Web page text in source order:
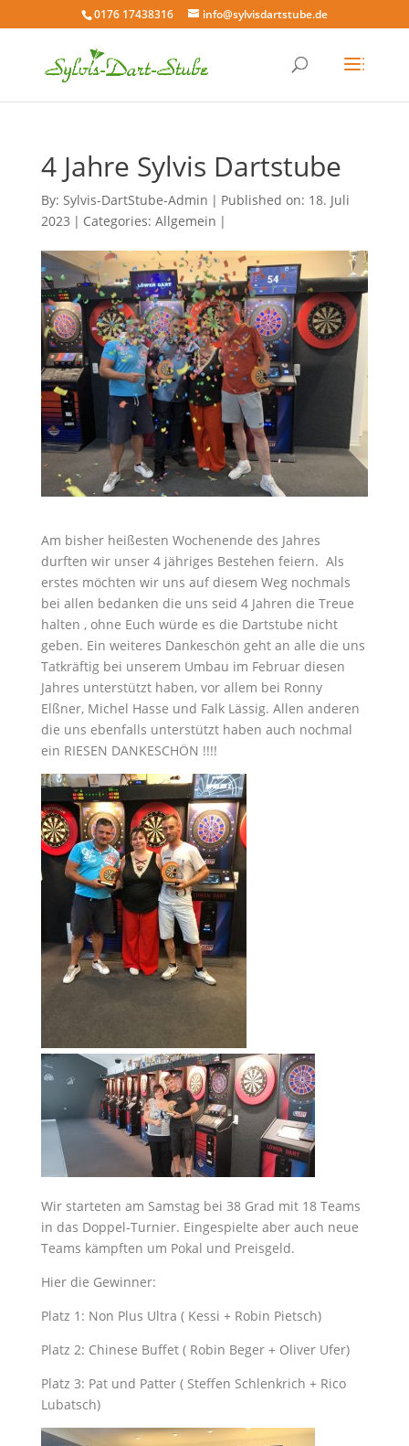
0176 17438316 info@sylvisdartstube.de
4 Jahre Sylvis Dartstube
By: Sylvis-DartStube-Admin | Published on: 18. Juli
2023 | Categories: Allgemein |
Am bisher heißesten Wochenende des Jahres
durften wir unser 4 jähriges Bestehen feiern. Als
erstes möchten wir uns auf diesem Weg nochmals
bei allen bedanken die uns seid 4 Jahren die Treue
halten , ohne Euch würde es die Dartstube nicht
geben. Ein weiteres Dankeschön geht an alle die uns
Tatkräftig bei unserem Umbau im Februar diesen
Jahres unterstützt haben, vor allem bei Ronny
Elßner, Michel Hasse und Falk Lässig. Allen anderen
die uns ebenfalls unterstützt haben auch nochmal
ein RIESEN DANKESCHÖN !!!!
Wir starteten am Samstag bei 38 Grad mit 18 Teams
in das Doppel-Turnier. Eingespielte aber auch neue
Teams kämpften um Pokal und Preisgeld.
Hier die Gewinner:
Platz 1: Non Plus Ultra ( Kessi + Robin Pietsch)
Platz 2: Chinese Buffet ( Robin Beger + Oliver Ufer)
Platz 3: Pat und Patter ( Steffen Schlenkrich + Rico
Lubatsch)